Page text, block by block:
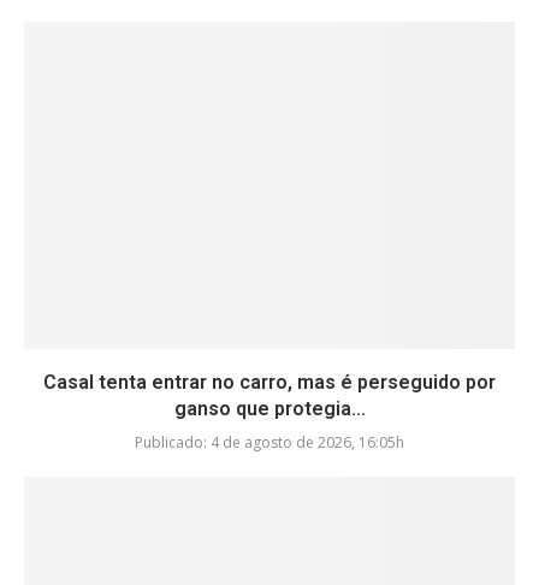
Casal tenta entrar no carro, mas é perseguido por
ganso que protegia...
Publicado: 4 de agosto de 2026, 16:05h